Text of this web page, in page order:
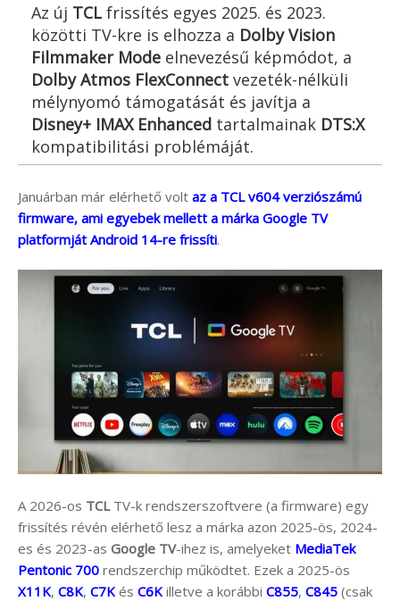
Az új TCL frissítés egyes 2025. és 2023.
közötti TV-kre is elhozza a Dolby Vision
Filmmaker Mode elnevezésű képmódot, a
Dolby Atmos FlexConnect vezeték-nélküli
mélynyomó támogatását és javítja a
Disney+ IMAX Enhanced tartalmainak DTS:X
kompatibilitási problémáját.
Januárban már elérhető volt az a TCL v604 verziószámú
firmware, ami egyebek mellett a márka Google TV
platformját Android 14-re frissíti.
A 2026-os TCL TV-k rendszerszoftvere (a firmware) egy
frissítés révén elérhető lesz a márka azon 2025-ös, 2024-
es és 2023-as Google TV-ihez is, amelyeket MediaTek
Pentonic 700 rendszerchip működtet. Ezek a 2025-ös
X11K, C8K, C7Kés C6Killetve a korábbi C855, C845 (csak